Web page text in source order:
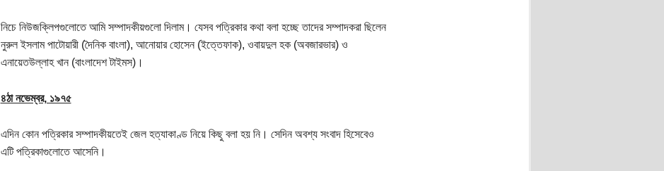
নিচে নিউজক্লিপগুলোতে আমি সম্পাদকীয়গুলো দিলাম। যেসব পত্রিকার কথা বলা হচ্ছে তাদের সম্পাদকরা ছিলেন
নুরুল ইসলাম পাটোয়ারী (দৈনিক বাংলা), আনোয়ার হোসেন (ইত্তেফাক), ওবায়দুল হক (অবজারভার) ও
এনায়েতউল্লাহ খান (বাংলাদেশ টাইমস)।
৪ঠা নভেম্বর, ১৯৭৫
এদিন কোন পত্রিকার সম্পাদকীয়তেই জেল হত্যাকাণ্ড নিয়ে কিছু বলা হয় নি। সেদিন অবশ্য সংবাদ হিসেবেও
এটি পত্রিকাগুলোতে আসেনি।